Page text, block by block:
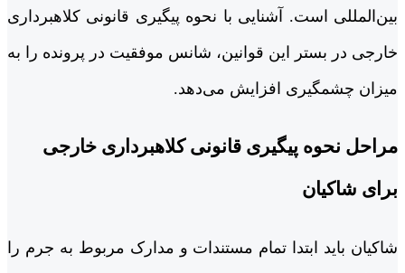
بین‌المللی است. آشنایی با نحوه پیگیری قانونی کلاهبرداری
خارجی در بستر این قوانین، شانس موفقیت در پرونده را به
میزان چشمگیری افزایش می‌دهد.
مراحل نحوه پیگیری قانونی کلاهبرداری خارجی
برای شاکیان
شاکیان باید ابتدا تمام مستندات و مدارک مربوط به جرم را